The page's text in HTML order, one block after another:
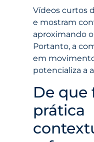
Vídeos curtos
e mostram
aproximando
Portanto, a
em
potencializa a
De que
prática